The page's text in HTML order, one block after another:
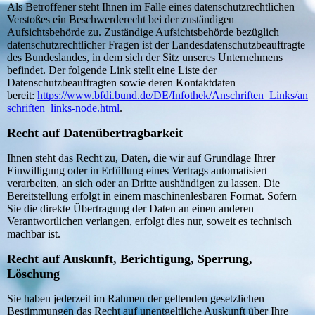
Als Betroffener steht Ihnen im Falle eines datenschutzrechtlichen
Verstoßes ein Beschwerderecht bei der zuständigen
Aufsichtsbehörde zu. Zuständige Aufsichtsbehörde bezüglich
datenschutzrechtlicher Fragen ist der Landesdatenschutzbeauftragte
des Bundeslandes, in dem sich der Sitz unseres Unternehmens
befindet. Der folgende Link stellt eine Liste der
Datenschutzbeauftragten sowie deren Kontaktdaten
bereit: https://www.bfdi.bund.de/DE/Infothek/Anschriften_Links/an
schriften_links-node.html.
Recht auf Datenübertragbarkeit
Ihnen steht das Recht zu, Daten, die wir auf Grundlage Ihrer
Einwilligung oder in Erfüllung eines Vertrags automatisiert
verarbeiten, an sich oder an Dritte aushändigen zu lassen. Die
Bereitstellung erfolgt in einem maschinenlesbaren Format. Sofern
Sie die direkte Übertragung der Daten an einen anderen
Verantwortlichen verlangen, erfolgt dies nur, soweit es technisch
machbar ist.
Recht auf Auskunft, Berichtigung, Sperrung,
Löschung
Sie haben jederzeit im Rahmen der geltenden gesetzlichen
Bestimmungen das Recht auf unentgeltliche Auskunft über Ihre